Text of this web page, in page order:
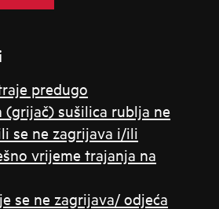
predugo
(grijač) sušilica rublja ne
se ne zagrijava i/ili
vrijeme trajanja na
se ne zagrijava/ odjeća